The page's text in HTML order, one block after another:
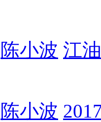
陈小波 江
陈小波